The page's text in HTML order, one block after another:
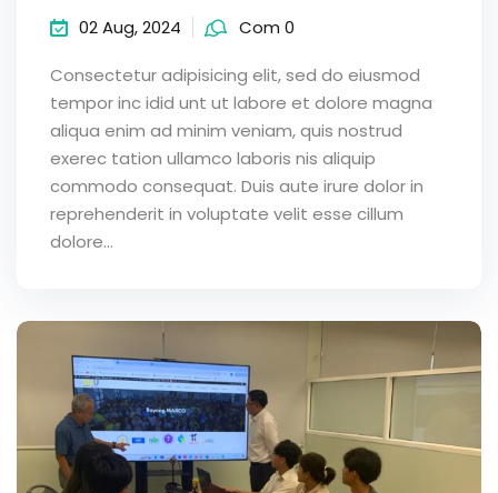
02 Aug, 2024 Com 0
Consectetur adipisicing elit, sed do eiusmod
tempor inc idid unt ut labore et dolore magna
aliqua enim ad minim veniam, quis nostrud
exerec tation ullamco laboris nis aliquip
commodo consequat. Duis aute irure dolor in
reprehenderit in voluptate velit esse cillum
dolore...